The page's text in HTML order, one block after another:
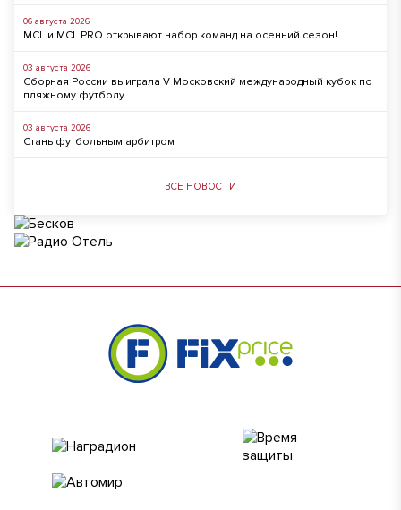
06 августа 2026
MCL и MCL PRO открывают набор команд на осенний сезон!
03 августа 2026
Сборная России выиграла V Московский международный кубок по
пляжному футболу
03 августа 2026
Стань футбольным арбитром
ВСЕ НОВОСТИ